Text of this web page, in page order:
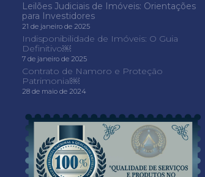
Leilões Judiciais de Imóveis: Orientações
para Investidores
21 de janeiro de 2025
Indisponibilidade de Imóveis: O Guia
Definitivo￼
7 de janeiro de 2025
Contrato de Namoro e Proteção
Patrimonial￼
28 de maio de 2024